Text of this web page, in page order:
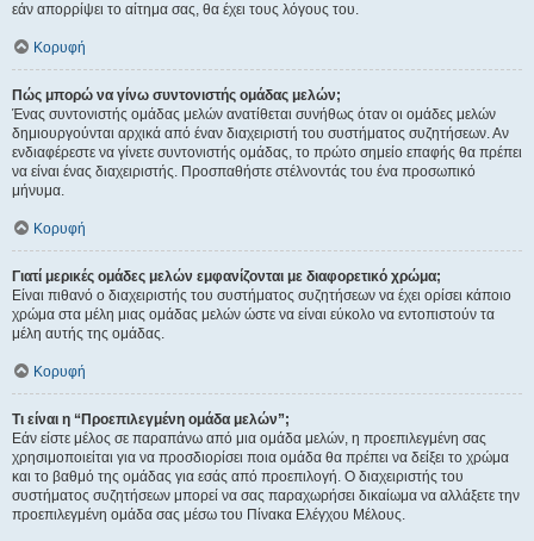
εάν απορρίψει το αίτημα σας, θα έχει τους λόγους του.
Κορυφή
Πώς μπορώ να γίνω συντονιστής ομάδας μελών;
Ένας συντονιστής ομάδας μελών ανατίθεται συνήθως όταν οι ομάδες μελών
δημιουργούνται αρχικά από έναν διαχειριστή του συστήματος συζητήσεων. Αν
ενδιαφέρεστε να γίνετε συντονιστής ομάδας, το πρώτο σημείο επαφής θα πρέπει
να είναι ένας διαχειριστής. Προσπαθήστε στέλνοντάς του ένα προσωπικό
μήνυμα.
Κορυφή
Γιατί μερικές ομάδες μελών εμφανίζονται με διαφορετικό χρώμα;
Είναι πιθανό ο διαχειριστής του συστήματος συζητήσεων να έχει ορίσει κάποιο
χρώμα στα μέλη μιας ομάδας μελών ώστε να είναι εύκολο να εντοπιστούν τα
μέλη αυτής της ομάδας.
Κορυφή
Τι είναι η “Προεπιλεγμένη ομάδα μελών”;
Εάν είστε μέλος σε παραπάνω από μια ομάδα μελών, η προεπιλεγμένη σας
χρησιμοποιείται για να προσδιορίσει ποια ομάδα θα πρέπει να δείξει το χρώμα
και το βαθμό της ομάδας για εσάς από προεπιλογή. Ο διαχειριστής του
συστήματος συζητήσεων μπορεί να σας παραχωρήσει δικαίωμα να αλλάξετε την
προεπιλεγμένη ομάδα σας μέσω του Πίνακα Ελέγχου Μέλους.